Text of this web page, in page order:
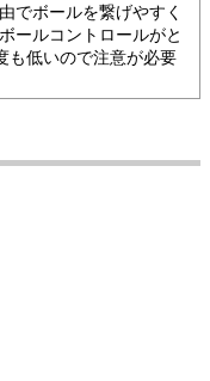
でボールを繋げやすく
ールコントロールがと
も低いので注意が必要